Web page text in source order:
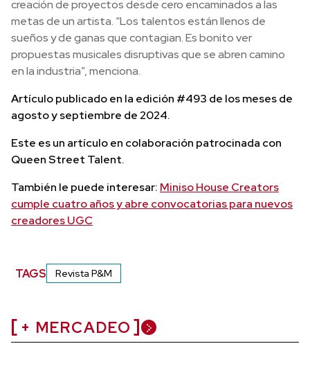
creación de proyectos desde cero encaminados a las
metas de un artista. “Los talentos están llenos de
sueños y de ganas que contagian. Es bonito ver
propuestas musicales disruptivas que se abren camino
en la industria”, menciona.
Artículo publicado en la edición #493 de los meses de
agosto y septiembre de 2024.
Este es un artículo en colaboración patrocinada con
Queen Street Talent.
También le puede interesar: Miniso House Creators
cumple cuatro años y abre convocatorias para nuevos
creadores UGC
TAGS Revista P&M
+ MERCADEO